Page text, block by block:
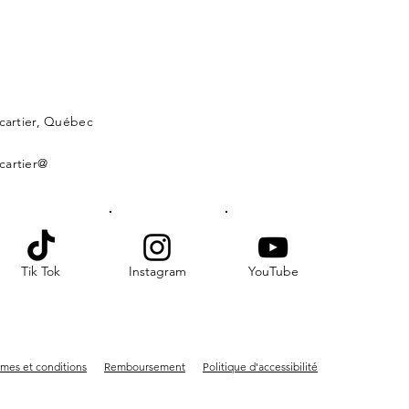
Québec
Tik Tok Instagram YouTube
et conditions Remboursement Politique d'accessibilité